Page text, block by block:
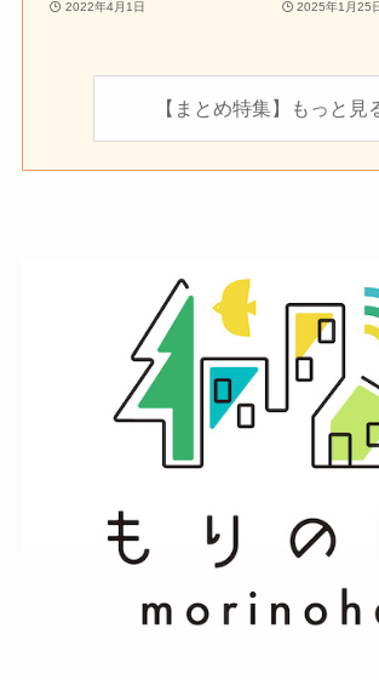
2022年4月1日 2025年1月25
【まとめ特集】もっと見